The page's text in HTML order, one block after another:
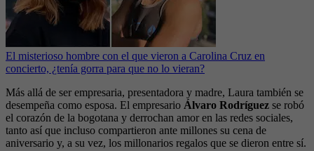
El misterioso hombre con el que vieron a Carolina Cruz en
concierto, ¿tenía gorra para que no lo vieran?
Más allá de ser empresaria, presentadora y madre, Laura también se
desempeña como esposa. El empresario Álvaro Rodríguez se robó
el corazón de la bogotana y derrochan amor en las redes sociales,
tanto así que incluso compartieron ante millones su cena de
aniversario y, a su vez, los millonarios regalos que se dieron entre sí.